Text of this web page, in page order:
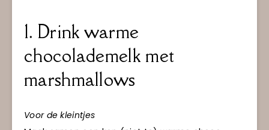
1. Drink warme
chocolademelk met
marshmallows
Voor de kleintjes